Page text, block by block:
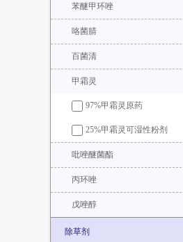
苯醚甲环唑
咯菌腈
百菌清
甲霜灵
97%甲霜灵原药
25%甲霜灵可湿性粉剂
吡唑醚菌酯
丙环唑
戊唑醇
除草剂